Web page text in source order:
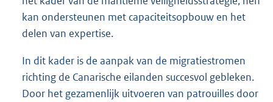
kan ondersteunen met capaciteitsopbouw en het
delen van expertise.
In dit kader is de aanpak van de migratiestromen
richting de Canarische eilanden succesvol gebleken.
Door het gezamenlijk uitvoeren van patrouilles door